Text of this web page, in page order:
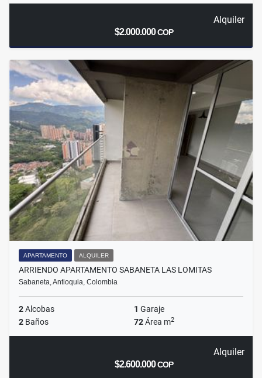
Alquiler
$2.000.000COP
APARTAMENTO ALQUILER
ARRIENDO APARTAMENTO SABANETA LAS LOMITAS
Sabaneta, Antioquia, Colombia
2Alcobas 1 Garaje
2 Baños 72Área m2
Alquiler
$2.600.000COP